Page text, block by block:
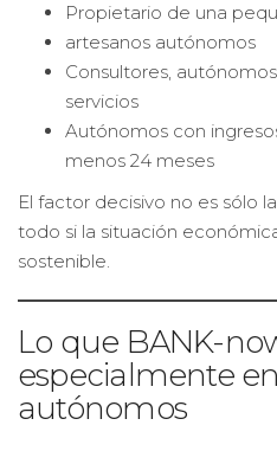
Propietario de una
artesanos autónomos
Consultores,
servicios
Autónomos con
menos 24 meses
El factor decisivo no es sólo
todo si la situación
sostenible.
Lo que BANK-
especialmente
autónomos